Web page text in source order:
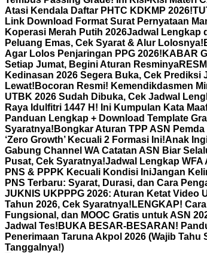
Atasi Kendala Daftar PHTC KDKMP 2026!
Link Download Format Surat Pernyataan
Koperasi Merah Putih 2026Jadwal Lengkap
Peluang Emas, Cek Syarat & Alur Lolosnya!
Agar Lolos Penjaringan PPG 2026! KABAR
Setiap Jumat, Begini Aturan Resminya
Kedinasan 2026 Segera Buka, Cek Prediksi
Lewat! Bocoran Resmi! Kemendikdasmen
UTBK 2026 Sudah Dibuka, Cek Jadwal
Raya Idulfitri 1447 H! Ini Kumpulan Kata
Panduan Lengkap + Download Template
Syaratnya! Bongkar Aturan TPP ASN
‘Zero Growth’ Kecuali 2 Formasi Ini!Anak
Gabung Channel WA Catatan ASN Biar
Pusat, Cek Syaratnya!Jadwal Lengkap
PNS & PPPK Kecuali Kondisi IniJangan
PNS Terbaru: Syarat, Durasi, dan Cara
JUKNIS UKPPPG 2026: Aturan Ketat
Tahun 2026, Cek Syaratnya! LENGKAP!
Fungsional, dan MOOC Gratis untuk ASN
Jadwal Tes! BUKA BESAR-BESARAN!
Penerimaan Taruna Akpol 2026 (Wajib Tahu
Tanggalnya!)